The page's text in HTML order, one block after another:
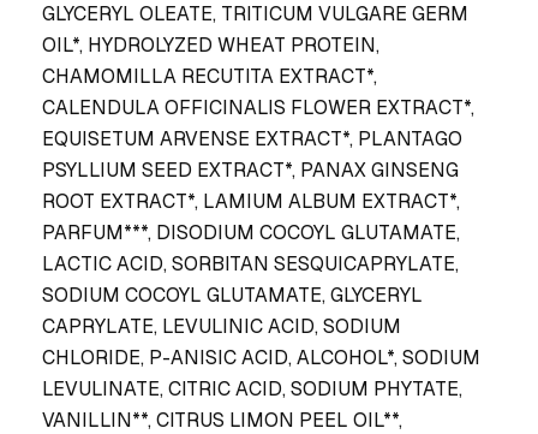
GLYCERYL OLEATE, TRITICUM VULGARE GERM
OIL*, HYDROLYZED WHEAT PROTEIN,
CHAMOMILLA RECUTITA EXTRACT*,
CALENDULA OFFICINALIS FLOWER EXTRACT*,
EQUISETUM ARVENSE EXTRACT*, PLANTAGO
PSYLLIUM SEED EXTRACT*, PANAX GINSENG
ROOT EXTRACT*, LAMIUM ALBUM EXTRACT*,
PARFUM***, DISODIUM COCOYL GLUTAMATE,
LACTIC ACID, SORBITAN SESQUICAPRYLATE,
SODIUM COCOYL GLUTAMATE, GLYCERYL
CAPRYLATE, LEVULINIC ACID, SODIUM
CHLORIDE, P-ANISIC ACID, ALCOHOL*, SODIUM
LEVULINATE, CITRIC ACID, SODIUM PHYTATE,
VANILLIN**, CITRUS LIMON PEEL OIL**,